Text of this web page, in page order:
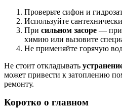
Проверьте сифон и
Используйте
При сильном засоре —
химию или вызовите
Не применяйте горячую
Не стоит откладывать
может привести к затоплению
ремонту.
Коротко о главном